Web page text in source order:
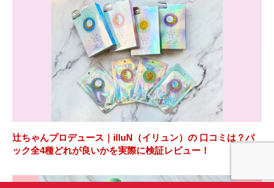
辻ちゃんプロデュース｜illuN（イリュン）の 口コミは？パ
ック全4種どれが良いかを実際に検証レビュー！